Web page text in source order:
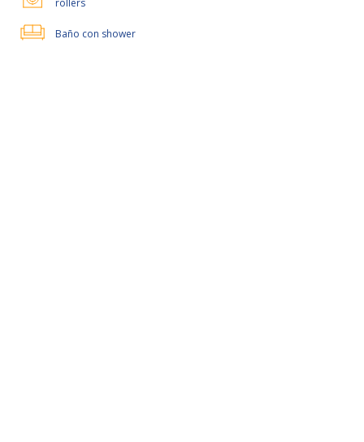
Baño con shower